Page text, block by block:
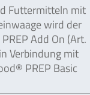
Futtermitteln mit
wird der
Add On (Art.
Verbindung mit
PREP Basic